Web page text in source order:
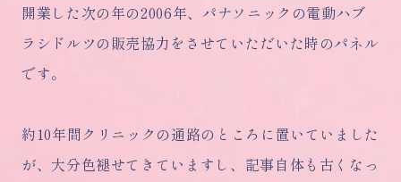
開業した次の年の2006年、パナソニックの電動ハブ
ラシドルツの販売協力をさせていただいた時のパネル
です。
約10年間クリニックの通路のところに置いていました
が、大分色褪せてきていますし、記事自体も古くなっ